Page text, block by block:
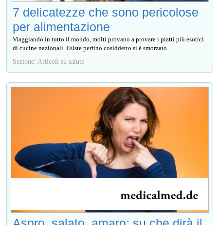
7 delicatezze che sono pericolose
per alimentazione
Viaggiando in tutto il mondo, molti provano a provare i piatti più esotici
di cucine nazionali. Esiste perfino cosiddetto si è smorzato...
Sezione: Articoli su salute